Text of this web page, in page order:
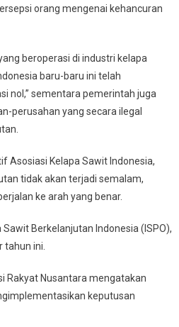
orang mengenai kehancuran
beroperasi di industri kelapa
baru-baru ini telah
nol,” sementara pemerintah juga
perusahan yang secara ilegal
Asosiasi Kelapa Sawit Indonesia,
tidak akan terjadi semalam,
ke arah yang benar.
Berkelanjutan Indonesia (ISPO),
tahun ini.
Rakyat Nusantara mengatakan
keputusan